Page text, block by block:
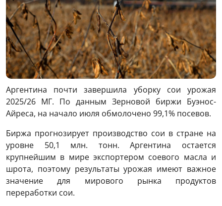
Аргентина почти завершила уборку сои урожая
2025/26 МГ. По данным Зерновой биржи Буэнос-
Айреса, на начало июля обмолочено 99,1% посевов.
Биржа прогнозирует производство сои в стране на
уровне 50,1 млн. тонн. Аргентина остается
крупнейшим в мире экспортером соевого масла и
шрота, поэтому результаты урожая имеют важное
значение для мирового рынка продуктов
переработки сои.